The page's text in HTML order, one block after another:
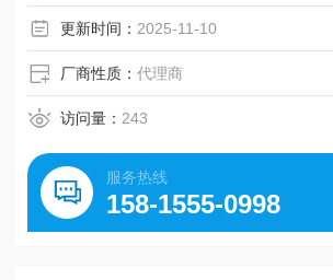
更新时间： 2025-11-10
厂商性质：代理商
访问量： 243
服务热线
158-1555-0998